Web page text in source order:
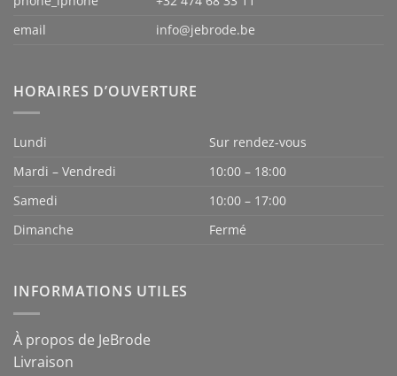
email
info@jebrode.be
HORAIRES D’OUVERTURE
Lundi
Sur rendez-vous
Mardi – Vendredi
10:00 – 18:00
Samedi
10:00 – 17:00
Dimanche
Fermé
INFORMATIONS UTILES
À propos de JeBrode
Livraison